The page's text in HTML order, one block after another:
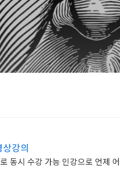
강의
동시 수강 가능 인강으로 언제 어